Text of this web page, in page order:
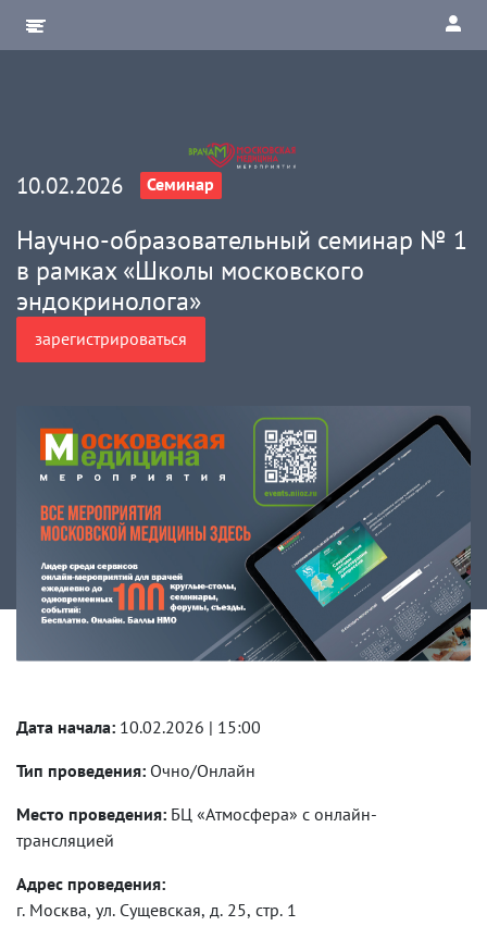
10.02.2026 Семинар
Научно-образовательный семинар № 1
в рамках «Школы московского
эндокринолога»
зарегистрироваться
Дата начала:
10.02.2026 | 15:00
Тип проведения: Очно/Онлайн
Место проведения: БЦ «Атмосфера» с онлайн-
трансляцией
Адрес проведения:
г. Москва, ул. Сущевская, д. 25, стр. 1